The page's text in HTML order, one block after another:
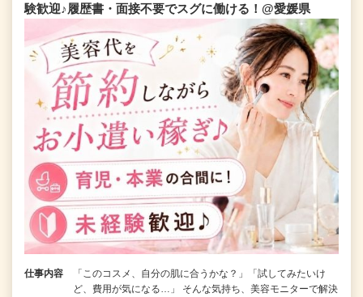
験歓迎♪履歴書・面接不要でスグに働ける！@愛媛県
仕事内容
「このコスメ、自分の肌に合うかな？」「試してみたいけ
ど、費用が気になる…」 そんな気持ち、美容モニターで解決